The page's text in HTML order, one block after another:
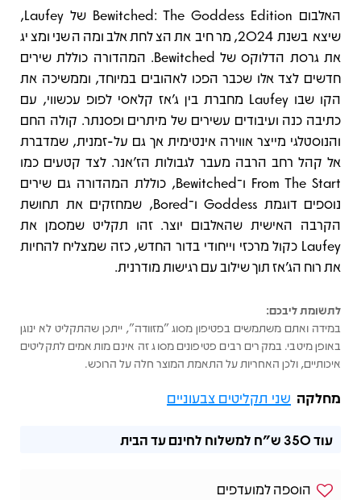
תיאור
האלבום Bewitched: The Goddess Edition של Laufey,
שיצא בשנת 2024, מרחיב את הצלחת אלבומה השני ומציג
את גרסת הדלוקס של Bewitched. המהדורה כוללת שירים
חדשים לצד אלו שכבר הפכו לאהובים במיוחד, וממשיכה את
הקו שבו Laufey מחברת בין ג’אז קלאסי לפופ עכשווי, עם
כתיבה כנה ועיבודים עשירים של מיתרים ופסנתר. קולה החם
והנוסטלגי מייצר אווירה אינטימית אך גם על-זמנית, שמדברת
אל קהל רחב הרבה מעבר לגבולות הז’אנר. לצד קטעים כמו
From The Start ו־Bewitched, כוללת המהדורה גם שירים
נוספים דוגמת Goddess ו־Bored, שמחזקים את תחושת
הקרבה האישית שהאלבום יוצר. זהו תקליט שמסמן את
Laufey כקול מרכזי וייחודי בדור החדש, כזה שמצליח להחיות
את רוח הג’אז תוך שילוב עם רגישות מודרנית.
לתשומת ליבכם:
במידה ואתם משתמשים בפטיפון מסוג "מזוודה", ייתכן שהתקליט לא ינוגן
באופן מיטבי. במקרים רבים פטיפונים מסוג זה אינם מותאמים לתקליטים
איכותיים, ולכן האחריות על התאמת המוצר חלה על הרוכש.
מחלקה שני תקליטים צבעוניים
עוד350 ש"ח למשלוח לחינם עד הבית
הוספה למועדפים